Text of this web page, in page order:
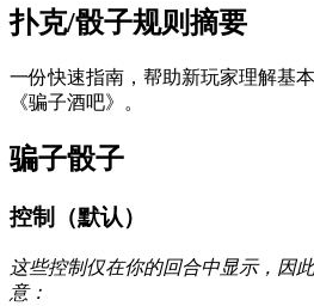
扑克/骰子规则摘要
一份快速指南，帮助新玩家理解基
《骗子酒吧》。
骗子骰子
控制（默认）
这些控制仅在你的回合中显示，因
意：